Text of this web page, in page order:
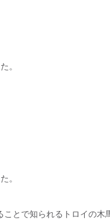
。
。
とで知られるトロイの木